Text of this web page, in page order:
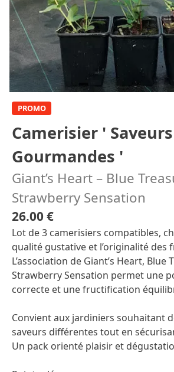
Voir image du produit La Camerise
PROMO
Camerisier ' Saveurs
Gourmandes '
Giant’s Heart – Blue
Strawberry Sensation
26.00 €
Lot de 3 camerisiers compatibles,
qualité gustative et l’originalité des
L’association de Giant’s Heart, Blue
Strawberry Sensation permet une
correcte et une fructification
Convient aux jardiniers souhaitant
saveurs différentes tout en
Un pack orienté plaisir et